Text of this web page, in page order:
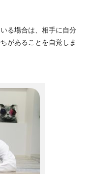
る場合は、相手に自分
があることを自覚しま